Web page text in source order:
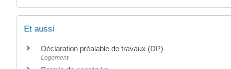
Et aussi
Déclaration préalable de travaux (DP)
Logement